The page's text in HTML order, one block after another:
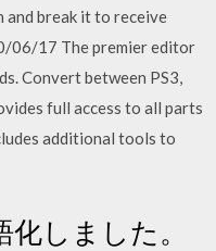
and break it to receive
06/17 The premier editor
Convert between PS3,
full access to all parts
additional tools to
しました。